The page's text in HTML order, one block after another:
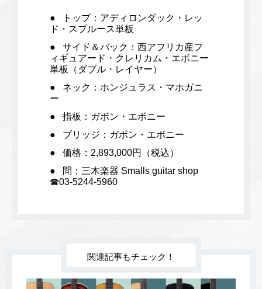
トップ：アディロンダック・レッ
ド・スプルース単板
サイド＆バック：西アフリカ産フ
ィギュアード・クレリカム・エボニー
単板（ダブル・レイヤー）
ネック：ホンジュラス・マホガニ
ー
指板：ガボン・エボニー
ブリッジ：ガボン・エボニー
価格：2,893,000円（税込）
問：三木楽器 Smalls guitar shop
☎03-5244-5960
関連記事もチェック！